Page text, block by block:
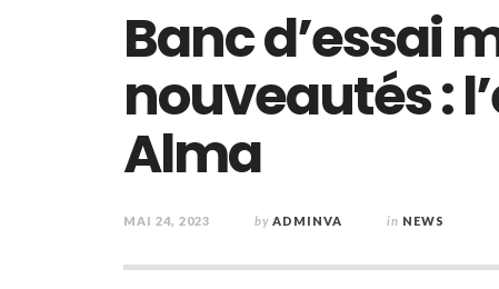
Banc d’essai
nouveautés :
Alma
MAI 24, 2023 by ADMINVA in NEWS